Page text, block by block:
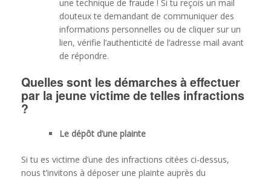
une technique de fraude ! Si tu reçois un mail
douteux te demandant de communiquer des
informations personnelles ou de cliquer sur un
lien, vérifie l’authenticité de l’adresse mail avant
de répondre.
Quelles sont les démarches à effectuer
par la jeune victime de telles infractions
?
Le dépôt d’une plainte
Si tu es victime d’une des infractions citées ci-dessus,
nous t’invitons à déposer une plainte auprès du